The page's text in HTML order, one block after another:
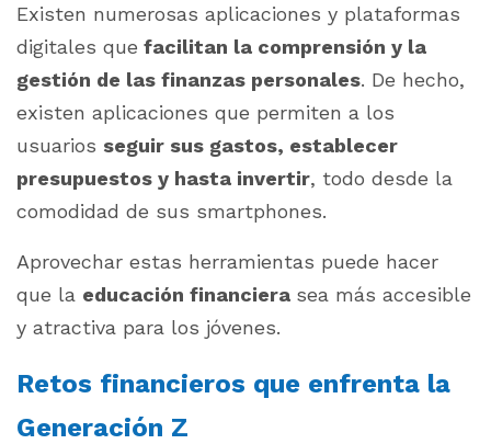
Existen numerosas aplicaciones y plataformas
digitales que facilitan la comprensión y la
gestión de las finanzas personales. De hecho,
existen aplicaciones que permiten a los
usuarios seguir sus gastos, establecer
presupuestos y hasta invertir, todo desde la
comodidad de sus smartphones.
Aprovechar estas herramientas puede hacer
que la educación financiera sea más accesible
y atractiva para los jóvenes.
Retos financieros que enfrenta la
Generación Z